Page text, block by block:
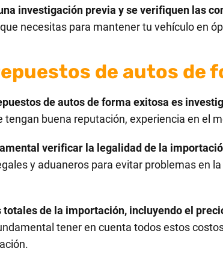
investigación previa y se verifiquen las
necesitas para mantener tu vehículo en
de autos de
de autos de forma exitosa es
buena reputación, experiencia en el
verificar la legalidad de la
y aduaneros para evitar problemas en
de la importación, incluyendo el
tener en cuenta todos estos